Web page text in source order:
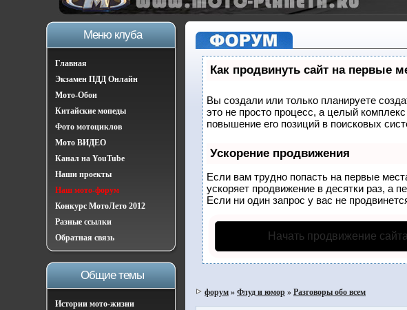
Меню клуба
Главная
Экзамен ПДД Онлайн
Мото-Обои
Китайские мопеды
Фото мотоциклов
Мото ВИДЕО
Канал на YouTube
Наши проекты
Наш мото-форум
Конкурс МотоЛето 2012
Разные ссылки
Обратная связь
Общие темы
Истории мото-жизни
Как продвинуть сайт на первые
Вы создали или только планируете
это не просто процесс, а целый
повышение его позиций в поисковых
Ускорение продвижения
Если вам трудно попасть на первые
ускоряет продвижение в десятки раз, а
Если ни один запрос у вас не
Начать продвижение сайта
форум » Флуд и юмор » Разговоры обо всем